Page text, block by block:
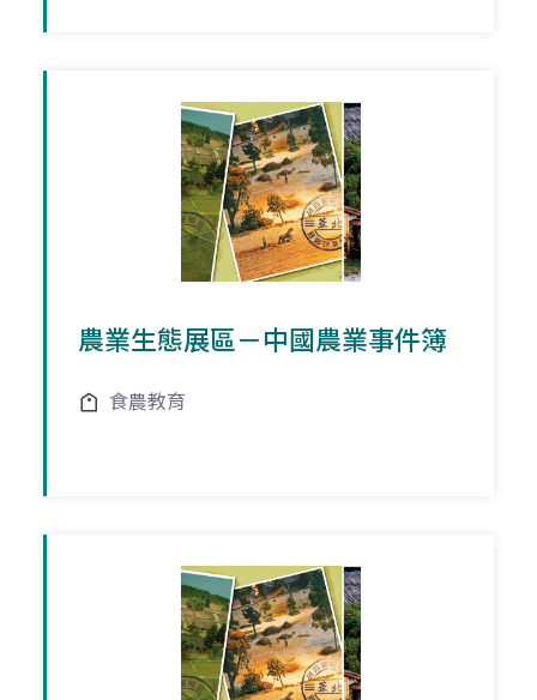
農業生態展區－中國農業事件簿
食農教育